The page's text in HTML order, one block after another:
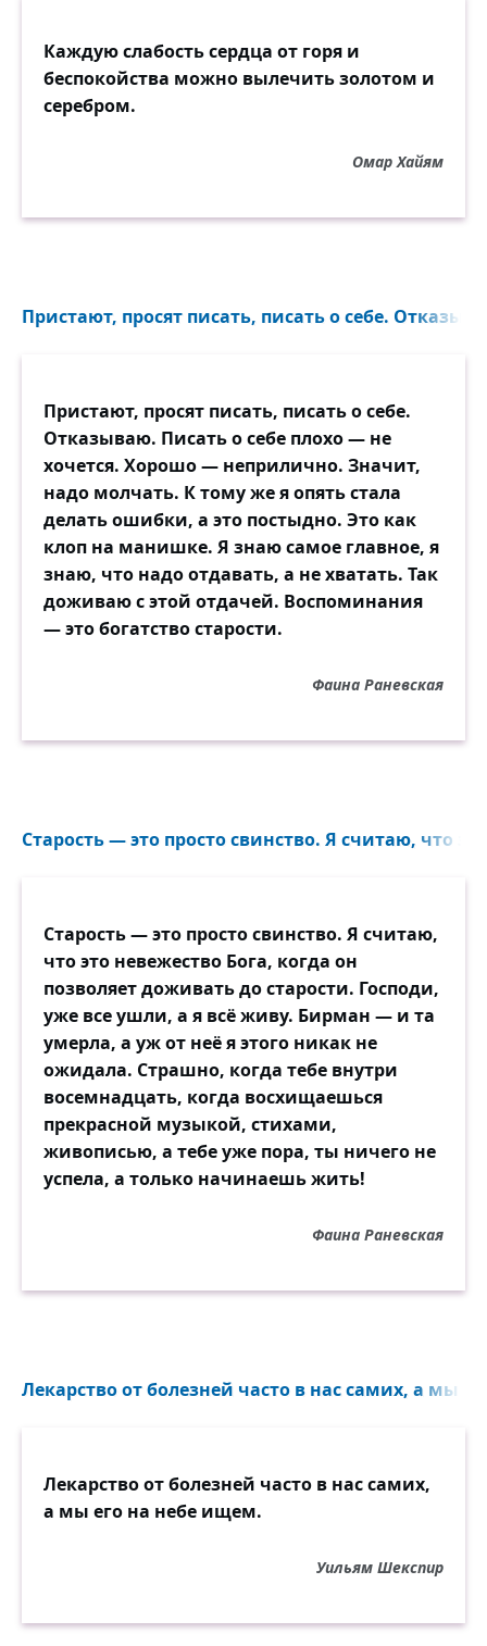
Каждую слабость сердца от горя и
беспокойства можно вылечить золотом и
серебром.
Омар Хайям
Пристают, просят писать, писать о себе.
Пристают, просят писать, писать о себе.
Отказываю. Писать о себе плохо — не
хочется. Хорошо — неприлично. Значит,
надо молчать. К тому же я опять стала
делать ошибки, а это постыдно. Это как
клоп на манишке. Я знаю самое главное, я
знаю, что надо отдавать, а не хватать. Так
доживаю с этой отдачей. Воспоминания
— это богатство старости.
Фаина Раневская
Старость — это просто свинство. Я считаю, что
Старость — это просто свинство. Я считаю,
что это невежество Бога, когда он
позволяет доживать до старости. Господи,
уже все ушли, а я всё живу. Бирман — и та
умерла, а уж от неё я этого никак не
ожидала. Страшно, когда тебе внутри
восемнадцать, когда восхищаешься
прекрасной музыкой, стихами,
живописью, а тебе уже пора, ты ничего не
успела, а только начинаешь жить!
Фаина Раневская
Лекарство от болезней часто в нас самих, а мы
Лекарство от болезней часто в нас самих,
а мы его на небе ищем.
Уильям Шекспир